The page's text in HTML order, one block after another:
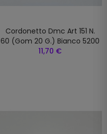
Cordonetto Dmc Art 151 N.
60 (gom 20 G.) Bianco 5200
11,70 €